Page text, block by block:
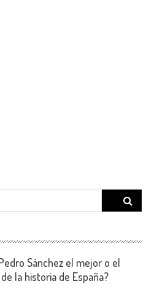
Search
for:
Sánchez el mejor o el
la historia de España?